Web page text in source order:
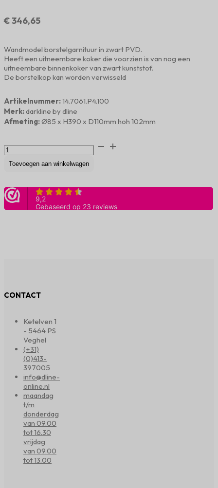
€346,65
Wandmodel borstelgarnituur in zwart PVD.
Heeft een uitneembare koker die voorzien is van nog een
uitneembare binnenkoker van zwart kunststof.
De borstelkop kan worden verwisseld
Artikelnummer:14.7061.P4.100
Merk:darkline by dline
Afmeting:Ø85 x H390 x D110mm hoh 102mm
Toiletborstelgarnituur
charcoal
PVD
Toevoegen aan winkelwagen
CONTACT
Ketelven 1
- 5464 PS
Veghel
(+31)
(0)413-
397005
info@dline-
online.nl
maandag
t/m
donderdag
van 09.00
tot 16.30
vrijdag
van 09.00
tot 13.00